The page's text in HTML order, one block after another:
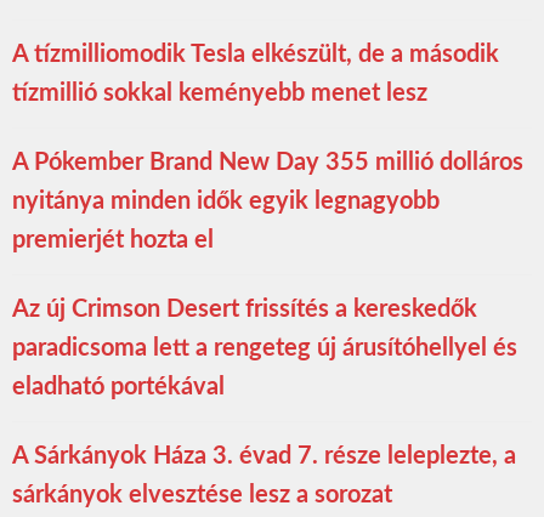
A tízmilliomodik Tesla elkészült, de a második
tízmillió sokkal keményebb menet lesz
A Pókember Brand New Day 355 millió dolláros
nyitánya minden idők egyik legnagyobb
premierjét hozta el
Az új Crimson Desert frissítés a kereskedők
paradicsoma lett a rengeteg új árusítóhellyel és
eladható portékával
A Sárkányok Háza 3. évad 7. része leleplezte, a
sárkányok elvesztése lesz a sorozat